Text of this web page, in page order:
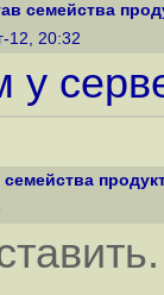
семейства
12, 20:32
у